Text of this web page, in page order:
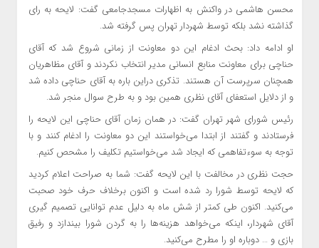
محسن هاشمی در واکنش به اظهارات مسجدجامعی گفت: لایحه به رای
گذاشته نشد بلکه توسط شهردار تهران پس گرفته شد.
او ادامه داد: بحث ادغام این دو معاونت از زمانی شروع شد که آقای
حناچی برای معاونت منابع انسانی مدیر انتخاب نکردند و آقای مظاهریان
همچنان سرپرست آن هستند. تذکری دراین باره به آقای حناچی داده شد
و از دلایل استعفای آقای نظری همین بود و به طرح سوال منجر شد.
رئیس شورای شهر تهران گفت: در همان زمان آقای حناچی این لایحه را
فرستادند و گفتند از ابتدا می‌خواستند این دو معاونت را ادغام کنند و با
توجه به سوءتفاهمی که ایجاد شد می‌خواستیم تکلیف را مشحص کنیم.
حجت نظری در مخالفت با این لایحه گفت: شما به صراحت اعلام کردید
که لایحه توسط شورا رد شده است و اکنون برخلاف حرف خود صحبت
می‌کنید. اکنون طی کمتر از شش ماه به دلیل‌ عدم توانایی تصمیم گیری
آقای شهردار، اینکه می‌خواهد هزینه‌ها را به گردن شورا بیندازد و رفیق
بازی و … دوباره او را مطرح می‌کنید.